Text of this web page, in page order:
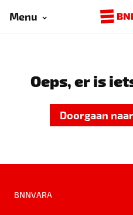
Menu
Oeps, er is
Doorgaan
BNNVARA